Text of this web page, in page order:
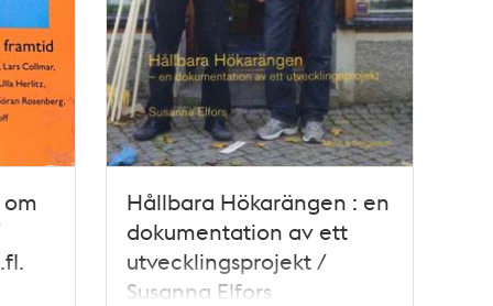
Hållbara Hökarängen : en
dokumentation av ett
utvecklingsprojekt /
Susanna Elfors